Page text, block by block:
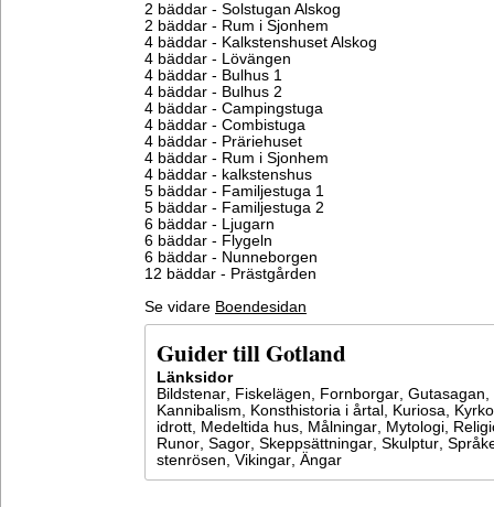
2 bäddar - Solstugan Alskog
2 bäddar - Rum i Sjonhem
4 bäddar - Kalkstenshuset Alskog
4 bäddar - Lövängen
4 bäddar - Bulhus 1
4 bäddar - Bulhus 2
4 bäddar - Campingstuga
4 bäddar - Combistuga
4 bäddar - Präriehuset
4 bäddar - Rum i Sjonhem
4 bäddar - kalkstenshus
5 bäddar - Familjestuga 1
5 bäddar - Familjestuga 2
6 bäddar - Ljugarn
6 bäddar - Flygeln
6 bäddar - Nunneborgen
12 bäddar - Prästgården
Se vidare Boendesidan
Guider till Gotland
Länksidor
Bildstenar, Fiskelägen, Fornborgar, Gutasagan,
Kannibalism, Konsthistoria i årtal , Kuriosa,
idrott, Medeltida hus, Målningar, Mytologi,
Runor, Sagor, Skeppsättningar, Skulptur,
stenrösen, Vikingar, Ängar